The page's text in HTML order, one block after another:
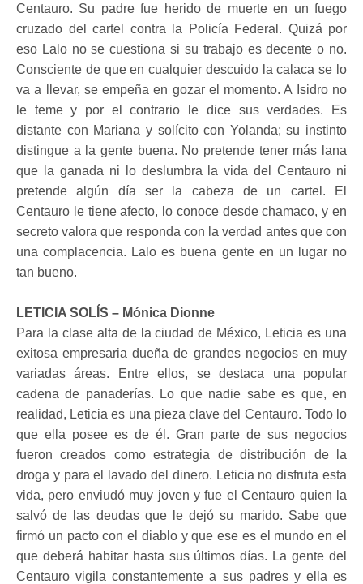
Centauro. Su padre fue herido de muerte en un fuego
cruzado del cartel contra la Policía Federal. Quizá por
eso Lalo no se cuestiona si su trabajo es decente o no.
Consciente de que en cualquier descuido la calaca se lo
va a llevar, se empeña en gozar el momento. A Isidro no
le teme y por el contrario le dice sus verdades. Es
distante con Mariana y solícito con Yolanda; su instinto
distingue a la gente buena. No pretende tener más lana
que la ganada ni lo deslumbra la vida del Centauro ni
pretende algún día ser la cabeza de un cartel. El
Centauro le tiene afecto, lo conoce desde chamaco, y en
secreto valora que responda con la verdad antes que con
una complacencia. Lalo es buena gente en un lugar no
tan bueno.
LETICIA SOLÍS – Mónica Dionne
Para la clase alta de la ciudad de México, Leticia es una
exitosa empresaria dueña de grandes negocios en muy
variadas áreas. Entre ellos, se destaca una popular
cadena de panaderías. Lo que nadie sabe es que, en
realidad, Leticia es una pieza clave del Centauro. Todo lo
que ella posee es de él. Gran parte de sus negocios
fueron creados como estrategia de distribución de la
droga y para el lavado del dinero. Leticia no disfruta esta
vida, pero enviudó muy joven y fue el Centauro quien la
salvó de las deudas que le dejó su marido. Sabe que
firmó un pacto con el diablo y que ese es el mundo en el
que deberá habitar hasta sus últimos días. La gente del
Centauro vigila constantemente a sus padres y ella es